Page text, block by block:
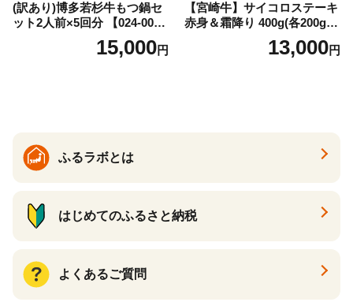
(訳あり)博多若杉牛もつ鍋セ
ット2人前×5回分 【024-002
15,000円
【宮崎牛】サイコロステーキ
赤身＆霜降り 400g(各200g×
１P 計2P) 真空パック 冷凍
13,000円
ふるラボとは
はじめてのふるさと納税
よくあるご質問